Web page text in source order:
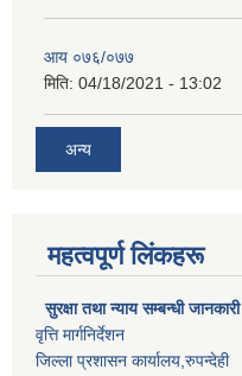
आय ०७६/०७७
मिति: 04/18/2021 - 13:02
अन्य
महत्वपूर्ण लिंकहरू
सुरक्षा तथा न्याय सम्बन्धी जानकारी
वृत्ति मार्गनिर्देशन
जिल्ला प्रशासन कार्यालय,रुपन्देही